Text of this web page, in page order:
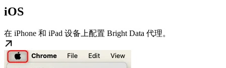
iOS
在 iPhone 和 iPad 设备上配置 Bright Data 代理。